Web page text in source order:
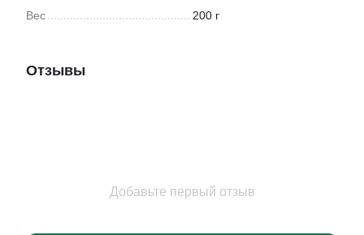
Вес 200 г
Отзывы
Добавьте первый отзыв